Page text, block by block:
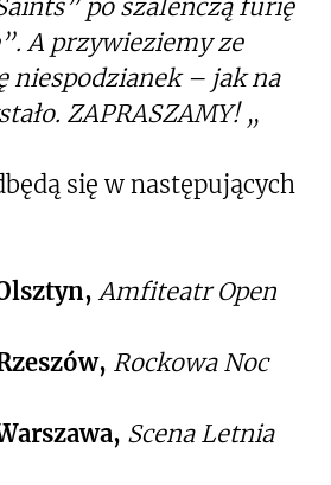
po szaleńczą furię
A przywieziemy ze
niespodzianek – jak na
ZAPRASZAMY! „
się w następujących
Amfiteatr Open
Rockowa Noc
Scena Letnia